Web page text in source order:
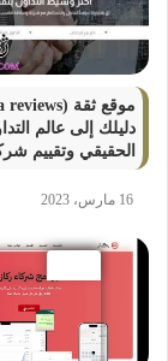
دليلك إلى عالم
الحقيقي وتقييم
16 مارس، 2023